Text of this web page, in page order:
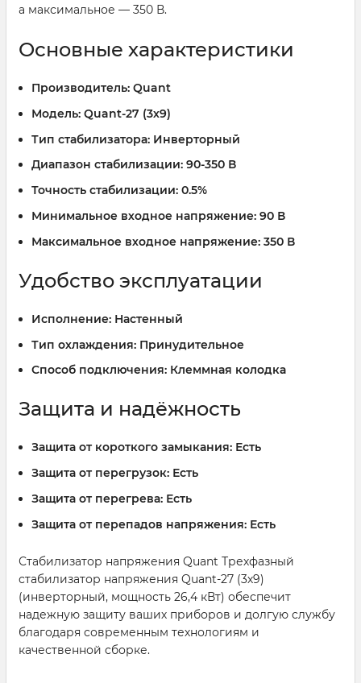
а максимальное — 350 В.
Основные характеристики
Производитель: Quant
Модель: Quant-27 (3х9)
Тип стабилизатора: Инверторный
Диапазон стабилизации: 90-350 В
Точность стабилизации: 0.5%
Минимальное входное напряжение: 90 В
Максимальное входное напряжение: 350 В
Удобство эксплуатации
Исполнение: Настенный
Тип охлаждения: Принудительное
Способ подключения: Клеммная колодка
Защита и надёжность
Защита от короткого замыкания: Есть
Защита от перегрузок: Есть
Защита от перегрева: Есть
Защита от перепадов напряжения: Есть
Стабилизатор напряжения Quant Трехфазный
стабилизатор напряжения Quant-27 (3х9)
(инверторный, мощность 26,4 кВт) обеспечит
надежную защиту ваших приборов и долгую службу
благодаря современным технологиям и
качественной сборке.